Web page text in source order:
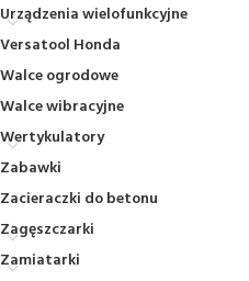
Urządzenia wielofunkcyjne
Versatool Honda
Walce ogrodowe
Walce wibracyjne
Wertykulatory
Zabawki
Zacieraczki do betonu
Zagęszczarki
Zamiatarki